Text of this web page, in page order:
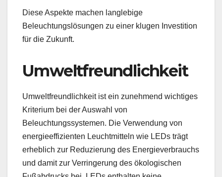
Diese Aspekte machen langlebige
Beleuchtungslösungen zu einer klugen Investition
für die Zukunft.
Umweltfreundlichkeit
Umweltfreundlichkeit ist ein zunehmend wichtiges
Kriterium bei der Auswahl von
Beleuchtungssystemen. Die Verwendung von
energieeffizienten Leuchtmitteln wie LEDs trägt
erheblich zur Reduzierung des Energieverbrauchs
und damit zur Verringerung des ökologischen